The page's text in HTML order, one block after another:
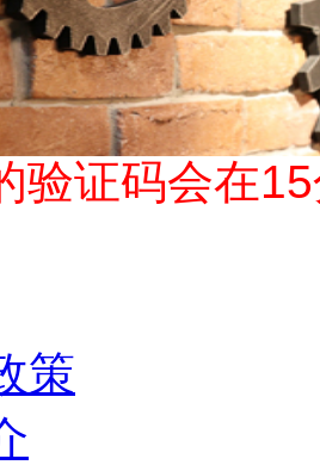
验证码会在15
策